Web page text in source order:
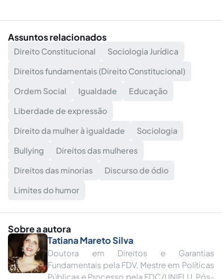
Assuntos relacionados
Direito Constitucional
Sociologia Jurídica
Direitos fundamentais (Direito Constitucional)
Ordem Social
Igualdade
Educação
Liberdade de expressão
Direito da mulher à igualdade
Sociologia
Bullying
Direitos das mulheres
Direitos das minorias
Discurso de ódio
Limites do humor
Sobre a autora
Tatiana Mareto Silva
Doutora em Direitos e Garantias
Fundamentais pela FDV, Mestre em Políticas